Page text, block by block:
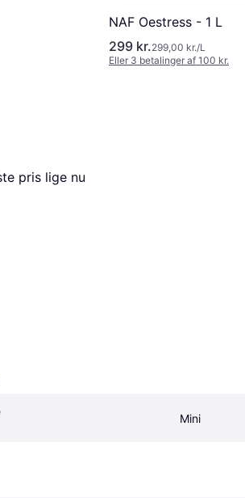
NAF Oestress - 1 L
299 kr.299,00 kr./L
Eller 3 betalinger af 100 kr.
pris lige nu
Mini